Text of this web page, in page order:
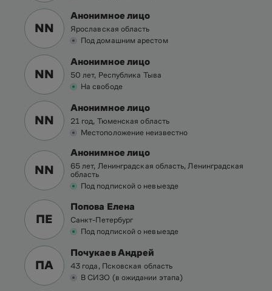
NN
Анонимное лицо
Ярославская область
Под домашним арестом
NN
Анонимное лицо
50 лет, Республика Тыва
На свободе
NN
Анонимное лицо
21 год, Тюменская область
Местоположение неизвестно
NN
Анонимное лицо
65 лет, Ленинградская область, Ленинградская
область
Под подпиской о невыезде
ПЕ
Попова Елена
Санкт-Петербург
Под подпиской о невыезде
ПА
Почукаев Андрей
43 года, Псковская область
В СИЗО (в ожидании этапа)